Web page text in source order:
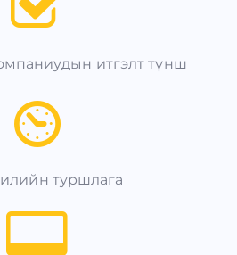
итгэлт түнш
туршлага